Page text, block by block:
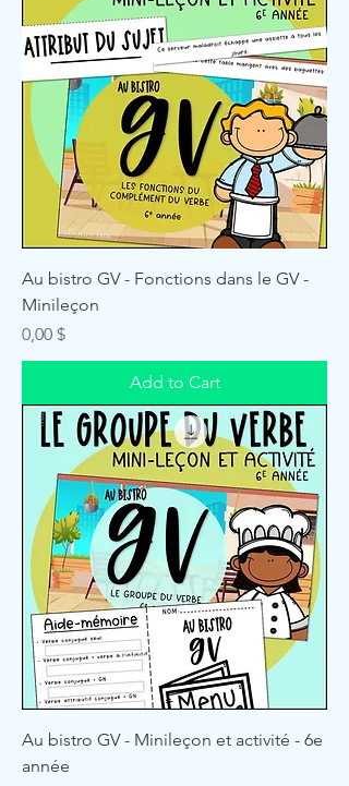
Au bistro GV - Fonctions dans le GV -
Minileçon
Price
0,00 $
Add to Cart
Au bistro GV - Minileçon et activité - 6e
année